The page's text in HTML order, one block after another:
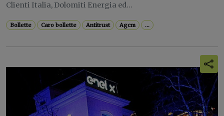
Clienti Italia, Dolomiti Energia ed...
Bollette Caro bollette Antitrust Agcm ...